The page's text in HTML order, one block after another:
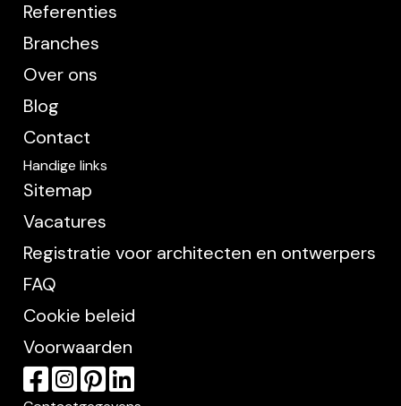
Referenties
Branches
Over ons
Blog
Contact
Handige links
Sitemap
Vacatures
Registratie voor architecten en ontwerpers
FAQ
Cookie beleid
Voorwaarden